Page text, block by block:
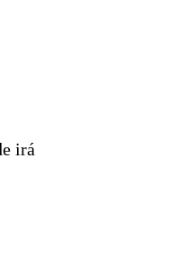
irá